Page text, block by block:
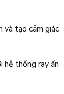
và tạo cảm giác
hệ thống ray ẩn